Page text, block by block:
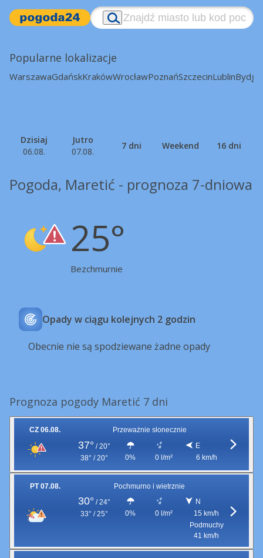
Popularne lokalizacje
WarszawaGdańskKrakówWrocławPoznańSzczecinLublin
Dzisiaj
06.08.
Jutro
07.08.
7 dni Weekend 16 dni
Pogoda, Maretić - prognoza 7-dniowa
25°
Bezchmurnie
Opady w ciągu kolejnych 2 godzin
Obecnie nie są spodziewane żadne opady
Prognoza pogody Maretić 7 dni
CZ 06.08. Przeważnie słonecznie
37° / 20°
38° / 20°
0% 0 l/m²
E
6 km/h
PT 07.08. Pochmurno i wietrznie
30° / 24°
33° / 25°
0% 0 l/m²
N
15 km/h
Podmuchy
41 km/h